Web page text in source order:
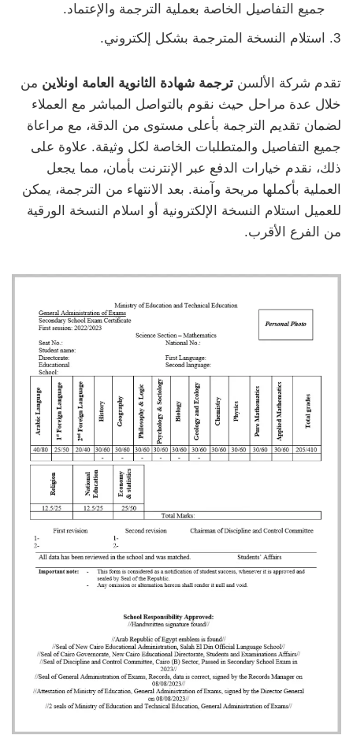
جميع التفاصيل الخاصة بعملية الترجمة والإعتماد.
استلام النسخة المترجمة بشكل إلكتروني.
تقدم شركة الألسن ترجمة شهادة الثانوية العامة اونلاين من
خلال عدة مراحل حيث نقوم بالتواصل المباشر مع العملاء
لضمان تقديم الترجمة بأعلى مستوى من الدقة، مع مراعاة
جميع التفاصيل والمتطلبات الخاصة لكل وثيقة. علاوة على
ذلك، نقدم خيارات الدفع عبر الإنترنت بأمان، مما يجعل
العملية بأكملها مريحة وآمنة. بعد الانتهاء من الترجمة، يمكن
للعميل استلام النسخة الإلكترونية أو اسلام النسخة الورقية
من الفرع الأقرب.